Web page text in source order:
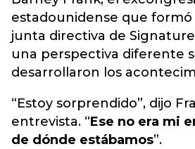
estadounidense que formó
junta directiva de
una perspectiva diferente
desarrollaron los
“Estoy sorprendido”, dijo
entrevista. “Ese no era mi
de dónde estábamos”.